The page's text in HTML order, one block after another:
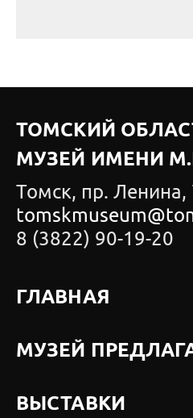
ТОМСКИЙ
МУЗЕЙ ИМЕНИ
Томск, пр. Ленина,
8 (3822) 90-19-20
ГЛАВНАЯ
МУЗЕЙ
ВЫСТАВКИ